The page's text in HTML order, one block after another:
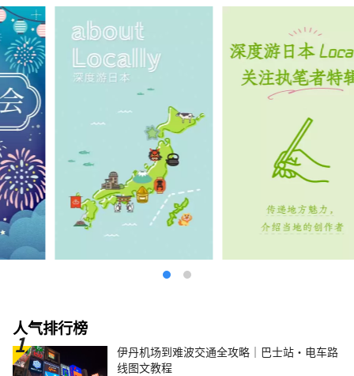
人气排行榜
伊丹机场到难波交通全攻略｜巴士站・电车路
线图文教程